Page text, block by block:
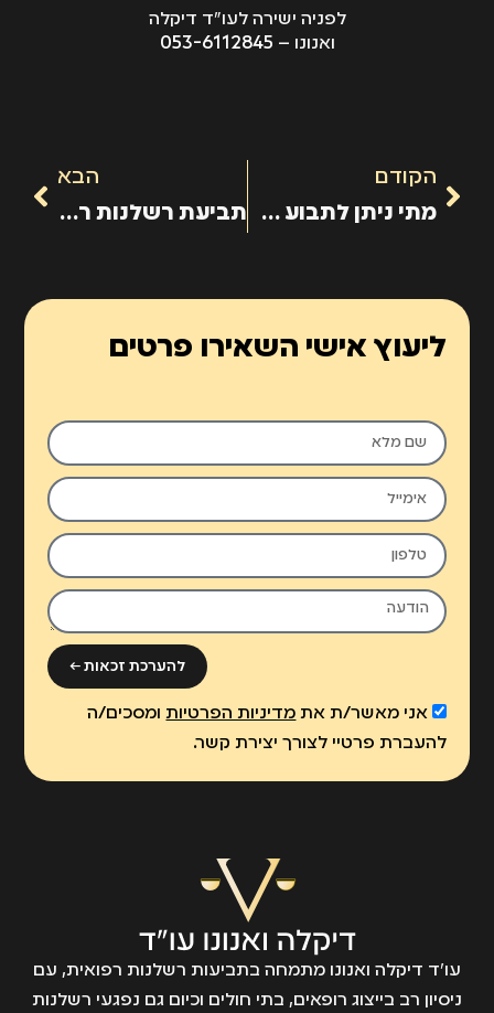
לפניה ישירה לעו"ד דיקלה
ואנונו – 053-6112845
הקודם
מתי ניתן לתבוע על התרשלות באבחון מום?
הבא
תביעת רשלנות רפואית בלידה: כיצד ניתן לקבל פיצויים עבור הנזק?
ליעוץ אישי השאירו פרטים
אני מאשר/ת את מדיניות הפרטיותומסכים/ה
להעברת פרטיי לצורך יצירת קשר.
להערכת זכאות ←
עו״ד דיקלה ואנונו מתמחה בתביעות רשלנות רפואית, עם
ניסיון רב בייצוג רופאים, בתי חולים וכיום גם נפגעי רשלנות